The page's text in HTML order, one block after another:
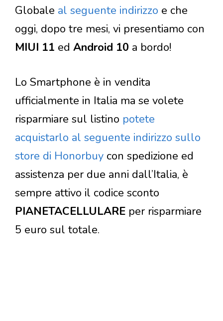
Globale al seguente indirizzo e che
oggi, dopo tre mesi, vi presentiamo con
MIUI 11 ed Android 10 a bordo!
Lo Smartphone è in vendita
ufficialmente in Italia ma se volete
risparmiare sul listino potete
acquistarlo al seguente indirizzo sullo
store di Honorbuy con spedizione ed
assistenza per due anni dall’Italia, è
sempre attivo il codice sconto
PIANETACELLULARE per risparmiare
5 euro sul totale.